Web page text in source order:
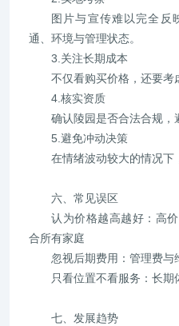
图片与宣传难以完全反
通、环境与管理状态。
3.关注长期成本
不仅看购买价格，还要考
4.核实资质
确认陵园是否合法合规，
5.避免冲动决策
在情绪波动较大的情况下
六、常见误区
认为价格越高越好：高
合所有家庭
忽视后期费用：管理费与
只看位置不看服务：长期
七、发展趋势